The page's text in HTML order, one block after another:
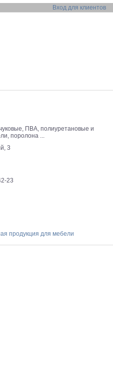
Вход для клиентов
ПВА, полиуретановые и
поролона ...
3
23
продукция для мебели